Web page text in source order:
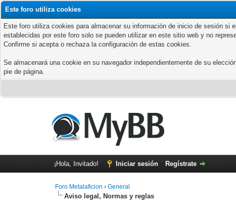
Este foro utiliza cookies
Este foro utiliza cookies para almacenar su información de inicio de sesión
establecidas por este foro solo se pueden utilizar en este sitio web y no
Confirme si acepta o rechaza la configuración de estas cookies.
Se almacenará una cookie en su navegador independientemente de su
pie de página.
¡Hola, Invitado! Iniciar sesión Regístrate
Foro Metalaficion ›General
Aviso legal, Normas y reglas